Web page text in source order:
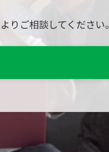
りご相談してください。